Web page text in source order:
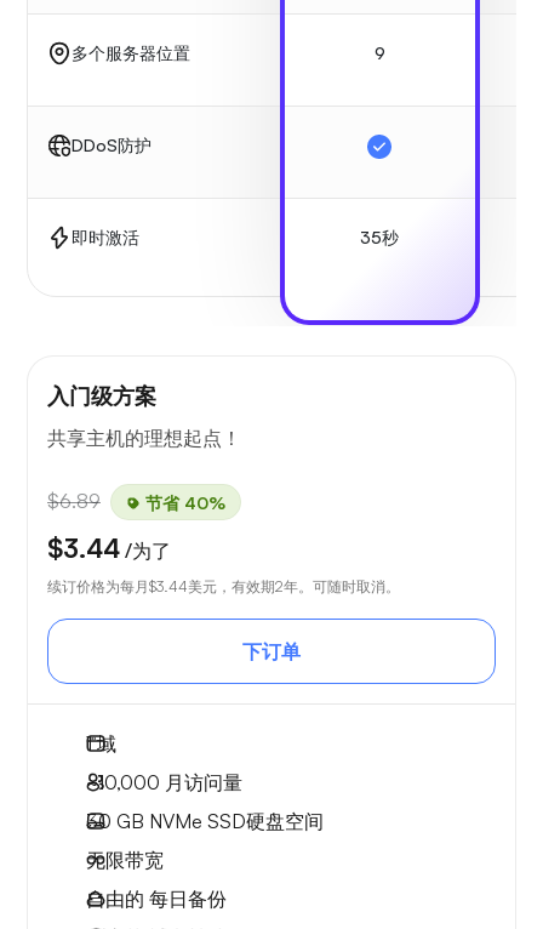
多个服务器位置
DDoS防护
即时激活
9
35秒
入门级方案
共享主机的理想起点！
$6.89 节省 40%
$3.44 /为了
续订价格为每月$3.44美元，有效期2年。可随时取消。
下订单
1域
~10,000 月访问量
30 GB NVMe SSD硬盘空间
无限带宽
自由的 每日备份